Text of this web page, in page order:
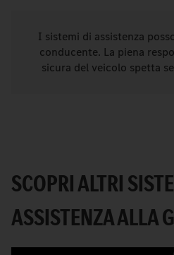
I sistemi di assistenza
conducente. La piena
sicura del veicolo spetta
SCOPRI ALTRI
ASSISTENZA ALLA